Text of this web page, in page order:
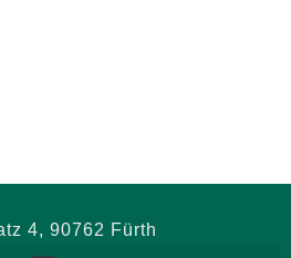
4, 90762 Fürth